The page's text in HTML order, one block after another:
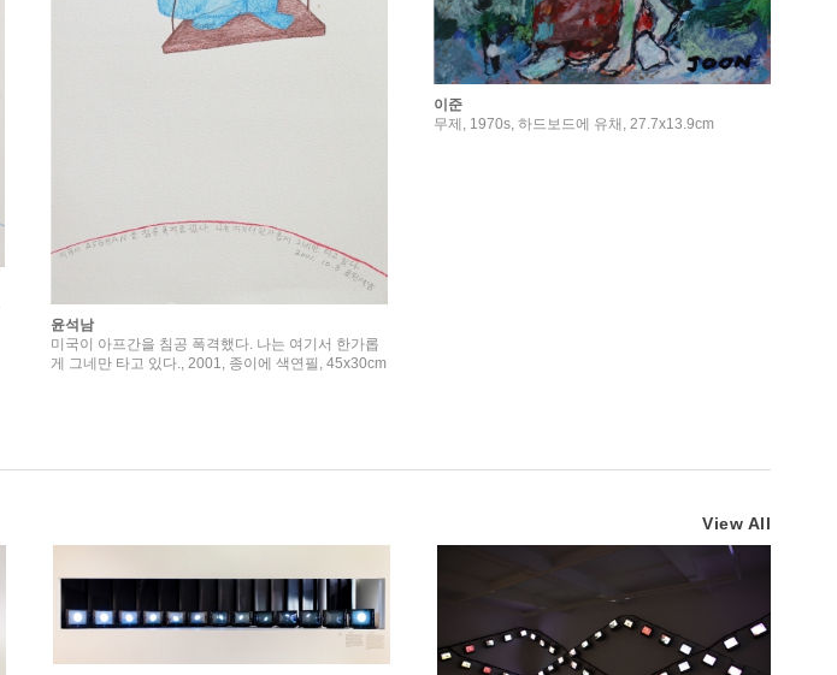
이준
무제, 1970s, 하드보드에 유채, 27.7x13.9cm
윤석남
미국이 아프간을 침공 폭격했다. 나는 여기서 한가롭
게 그네만 타고 있다., 2001, 종이에 색연필, 45x30cm
View All